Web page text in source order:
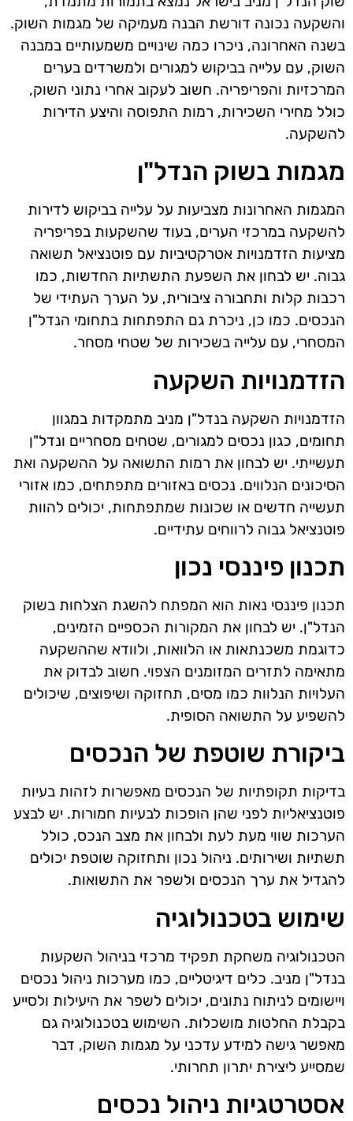
והשקעה נכונה דורשת הבנה מעמיקה של מגמות השוק.
בשנה האחרונה, ניכרו כמה שינויים משמעותיים במבנה
השוק, עם עלייה בביקוש למגורים ולמשרדים בערים
המרכזיות והפריפריה. חשוב לעקוב אחרי נתוני השוק,
כולל מחירי השכירות, רמות התפוסה והיצע הדירות
להשקעה.
מגמות בשוק הנדל"ן
המגמות האחרונות מצביעות על עלייה בביקוש לדירות
להשקעה במרכזי הערים, בעוד שהשקעות בפריפריה
מציעות הזדמנויות אטרקטיביות עם פוטנציאל תשואה
גבוה. יש לבחון את השפעת התשתיות החדשות, כמו
רכבות קלות ותחבורה ציבורית, על הערך העתידי של
הנכסים. כמו כן, ניכרת גם התפתחות בתחומי הנדל"ן
המסחרי, עם עלייה בשכירות של שטחי מסחר.
הזדמנויות השקעה
הזדמנויות השקעה בנדל"ן מניב מתמקדות במגוון
תחומים, כגון נכסים למגורים, שטחים מסחריים ונדל"ן
תעשייתי. יש לבחון את רמות התשואה על ההשקעה ואת
הסיכונים הנלווים. נכסים באזורים מתפתחים, כמו אזורי
תעשייה חדשים או שכונות שמתפתחות, יכולים להוות
פוטנציאל גבוה לרווחים עתידיים.
תכנון פיננסי נכון
תכנון פיננסי נאות הוא המפתח להשגת הצלחות בשוק
הנדל"ן. יש לבחון את המקורות הכספיים הזמינים,
כדוגמת משכנתאות או הלוואות, ולוודא שההשקעה
מתאימה לתזרים המזומנים הצפוי. חשוב לבדוק את
העלויות הנלוות כמו מסים, תחזוקה ושיפוצים, שיכולים
להשפיע על התשואה הסופית.
ביקורת שוטפת של הנכסים
בדיקות תקופתיות של הנכסים מאפשרות לזהות בעיות
פוטנציאליות לפני שהן הופכות לבעיות חמורות. יש לבצע
הערכות שווי מעת לעת ולבחון את מצב הנכס, כולל
תשתיות ושירותים. ניהול נכון ותחזוקה שוטפת יכולים
להגדיל את ערך הנכסים ולשפר את התשואות.
שימוש בטכנולוגיה
הטכנולוגיה משחקת תפקיד מרכזי בניהול השקעות
בנדל"ן מניב. כלים דיגיטליים, כמו מערכות ניהול נכסים
ויישומים לניתוח נתונים, יכולים לשפר את היעילות ולסייע
בקבלת החלטות מושכלות. השימוש בטכנולוגיה גם
מאפשר גישה למידע עדכני על מגמות השוק, דבר
שמסייע ליצירת יתרון תחרותי.
אסטרטגיות ניהול נכסים